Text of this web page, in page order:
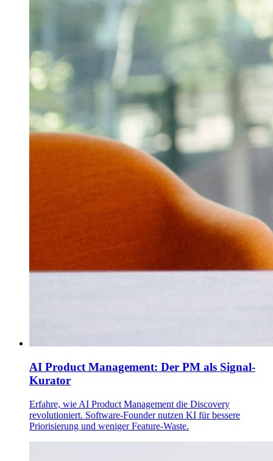
AI Product Management: Der PM als Signal-
Kurator
Erfahre, wie AI Product Management die Discovery
revolutioniert. Software-Founder nutzen KI für bessere
Priorisierung und weniger Feature-Waste.